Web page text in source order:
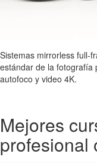
Sistemas mirrorless full-
estándar de la
autofoco y video 4K.
Mejores
profesional